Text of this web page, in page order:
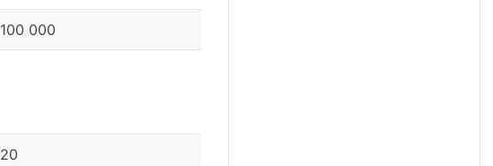
100 000
20